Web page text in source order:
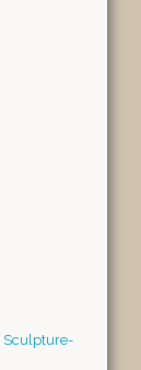
Sculpture-